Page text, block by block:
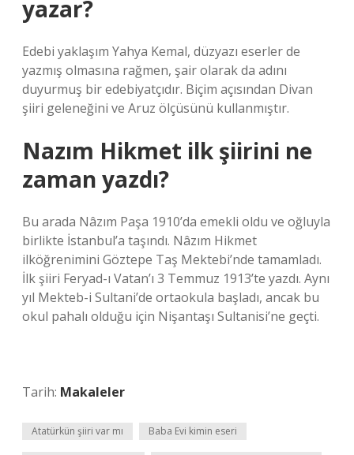
yazar?
Edebi yaklaşım Yahya Kemal, düzyazı eserler de
yazmış olmasına rağmen, şair olarak da adını
duyurmuş bir edebiyatçıdır. Biçim açısından Divan
şiiri geleneğini ve Aruz ölçüsünü kullanmıştır.
Nazım Hikmet ilk şiirini ne
zaman yazdı?
Bu arada Nâzım Paşa 1910’da emekli oldu ve oğluyla
birlikte İstanbul’a taşındı. Nâzım Hikmet
ilköğrenimini Göztepe Taş Mektebi’nde tamamladı.
İlk şiiri Feryad-ı Vatan’ı 3 Temmuz 1913’te yazdı. Aynı
yıl Mekteb-i Sultani’de ortaokula başladı, ancak bu
okul pahalı olduğu için Nişantaşı Sultanisi’ne geçti.
Tarih: Makaleler
Atatürkün şiiri var mı Baba Evi kimin eseri